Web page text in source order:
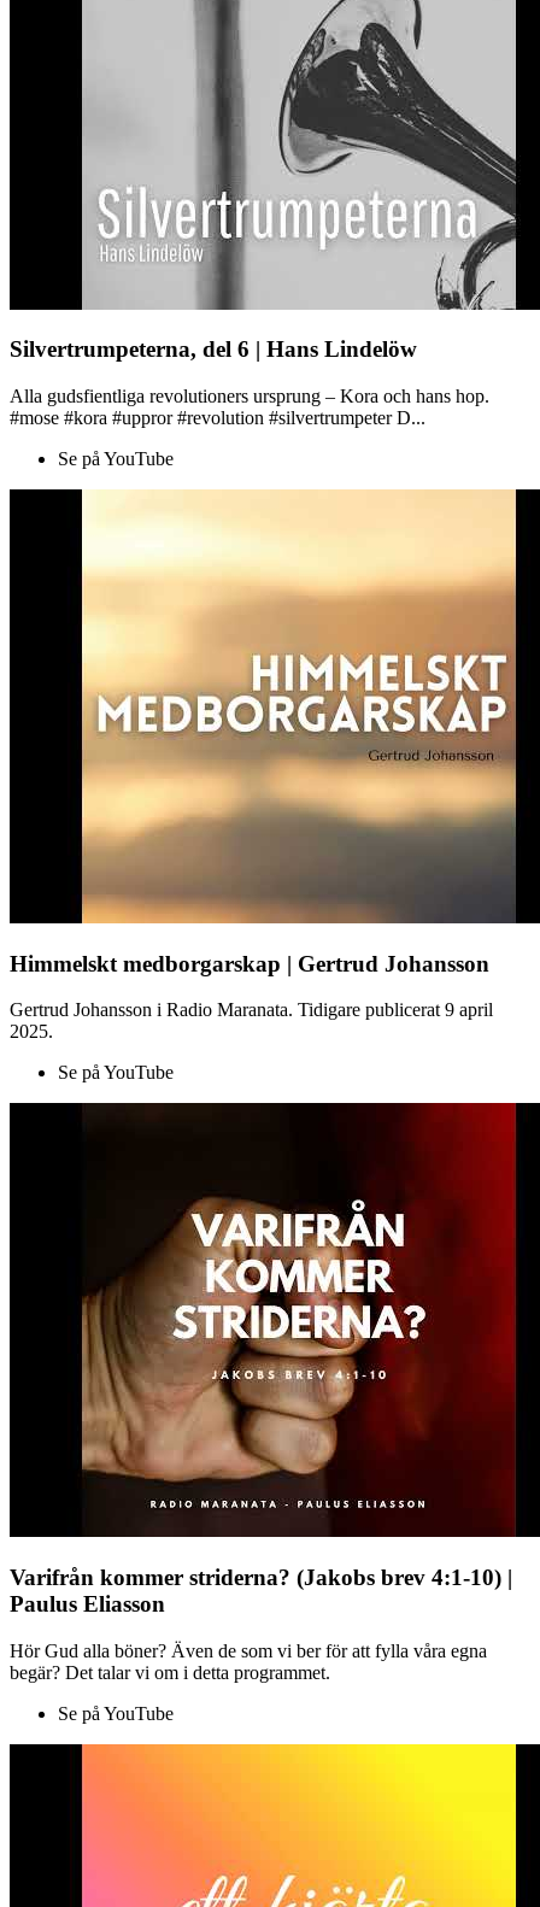
Silvertrumpeterna, del 6 | Hans Lindelöw
Alla gudsfientliga revolutioners ursprung – Kora och hans hop.
#mose #kora #uppror #revolution #silvertrumpeter D...
Se på YouTube
Himmelskt medborgarskap | Gertrud Johansson
Gertrud Johansson i Radio Maranata. Tidigare publicerat 9 april
2025.
Se på YouTube
Varifrån kommer striderna? (Jakobs brev 4:1-10) |
Paulus Eliasson
Hör Gud alla böner? Även de som vi ber för att fylla våra egna
begär? Det talar vi om i detta programmet.
Se på YouTube